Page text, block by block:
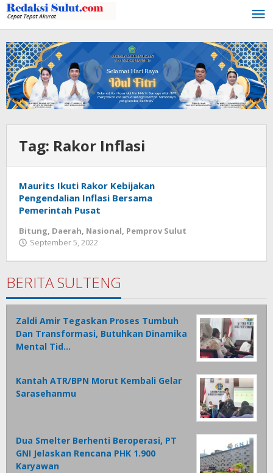
Lewati
ke
konten
Tag: Rakor Inflasi
Maurits Ikuti Rakor Kebijakan
Pengendalian Inflasi Bersama
Pemerintah Pusat
Bitung, Daerah, Nasional, Pemprov Sulut
September 5, 2022
BERITA SULTENG
Zaldi Amir Tegaskan Proses Tumbuh
Dan Transformasi, Butuhkan Dinamika
Mental Tid…
Kantah ATR/BPN Morut Kembali Gelar
Sarasehanmu
Dua Smelter Berhenti Beroperasi, PT
GNI Jelaskan Rencana PHK 1.900
Karyawan